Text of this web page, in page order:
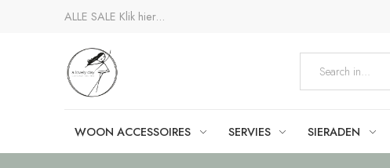
ALLE SALE Klik hier...
WOON ACCESSOIRES SERVIES SIERADEN